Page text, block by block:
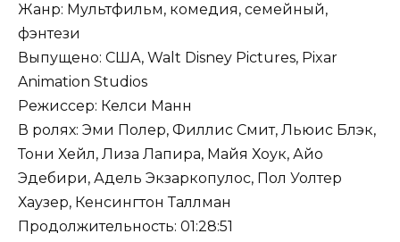
Жанр: Мультфильм, комедия, семейный,
фэнтези
Выпущено: США, Walt Disney Pictures, Pixar
Animation Studios
Режиссер: Келси Манн
В ролях: Эми Полер, Филлис Смит, Льюис Блэк,
Тони Хейл, Лиза Лапира, Майя Хоук, Айо
Эдебири, Адель Экзаркопулос, Пол Уолтер
Хаузер, Кенсингтон Таллман
Продолжительность: 01:28:51